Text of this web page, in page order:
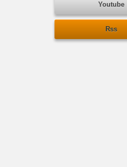
Youtube
Rss